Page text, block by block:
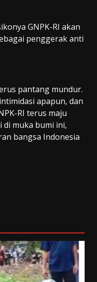
GNPK-RI akan
penggerak anti
pantang mundur.
apapun, dan
RI terus maju
muka bumi ini,
bangsa Indonesia